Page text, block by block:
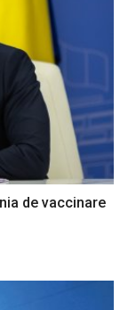
de vaccinare